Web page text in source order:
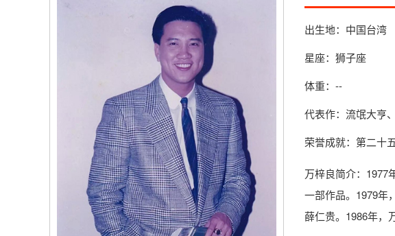
出生地：中国台湾
星座：狮子座
体重：--
代表作：流氓大亨
荣誉成就：第二十
万梓良简介：1977
一部作品。1979年
薛仁贵。1986年，